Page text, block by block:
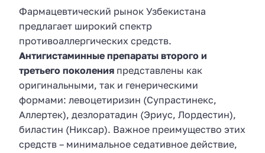
Фармацевтический рынок Узбекистана
предлагает широкий спектр
противоаллергических средств.
Антигистаминные препараты второго и
третьего поколения представлены как
оригинальными, так и генерическими
формами: левоцетиризин (Супрастинекс,
Аллертек), дезлоратадин (Эриус, Лордестин),
биластин (Никсар). Важное преимущество этих
средств – минимальное седативное действие,